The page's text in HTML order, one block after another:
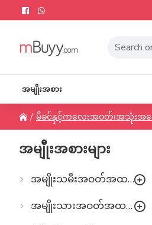
အမျိုးအစား
မိခင်နှင့်ကလေးအဝတ်၊အသုံးအ
အမျီုးအစားများ
အမျိုးသမီးအဝတ်အထည်များ
အမျိုးသားအဝတ်အထည်များ